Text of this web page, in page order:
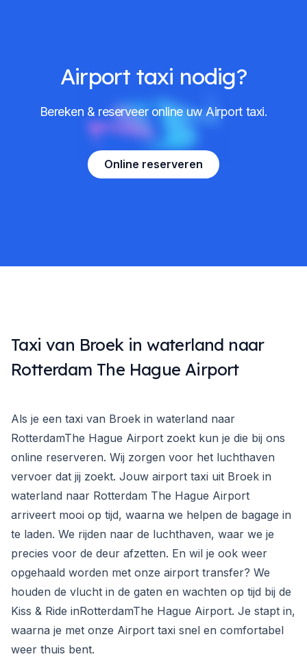
Airport taxi nodig?
Bereken & reserveer online uw Airport taxi.
Online reserveren
Taxi van Broek in waterland naar
Rotterdam The Hague Airport
Als je een taxi van Broek in waterland naar
RotterdamThe Hague Airport zoekt kun je die bij ons
online reserveren. Wij zorgen voor het luchthaven
vervoer dat jij zoekt. Jouw airport taxi uit Broek in
waterland naar Rotterdam The Hague Airport
arriveert mooi op tijd, waarna we helpen de bagage in
te laden. We rijden naar de luchthaven, waar we je
precies voor de deur afzetten. En wil je ook weer
opgehaald worden met onze airport transfer? We
houden de vlucht in de gaten en wachten op tijd bij de
Kiss & Ride inRotterdamThe Hague Airport. Je stapt in,
waarna je met onze Airport taxi snel en comfortabel
weer thuis bent.